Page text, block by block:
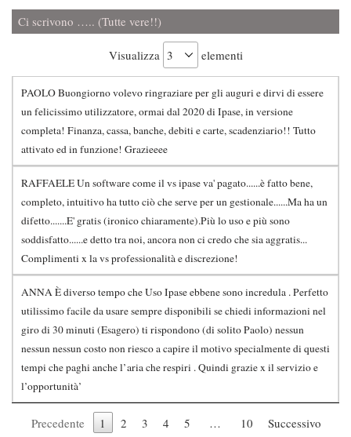
Ci scrivono ….. (Tutte vere!!)
Visualizza elementi
PAOLO Buongiorno volevo ringraziare per gli auguri e dirvi di essere
un felicissimo utilizzatore, ormai dal 2020 di Ipase, in versione
completa! Finanza, cassa, banche, debiti e carte, scadenziario!! Tutto
attivato ed in funzione! Grazieeee
RAFFAELE Un software come il vs ipase va' pagato......è fatto bene,
completo, intuitivo ha tutto ciò che serve per un gestionale......Ma ha un
difetto.......E' gratis (ironico chiaramente).Più lo uso e più sono
soddisfatto......e detto tra noi, ancora non ci credo che sia aggratis...
Complimenti x la vs professionalità e discrezione!
ANNA È diverso tempo che Uso Ipase ebbene sono incredula . Perfetto
utilissimo facile da usare sempre disponibili se chiedi informazioni nel
giro di 30 minuti (Esagero) ti rispondono (di solito Paolo) nessun
nessun nessun costo non riesco a capire il motivo specialmente di questi
tempi che paghi anche l’aria che respiri . Quindi grazie x il servizio e
l’opportunità’
Precedente 1 2 3 4 5 … 10 Successivo